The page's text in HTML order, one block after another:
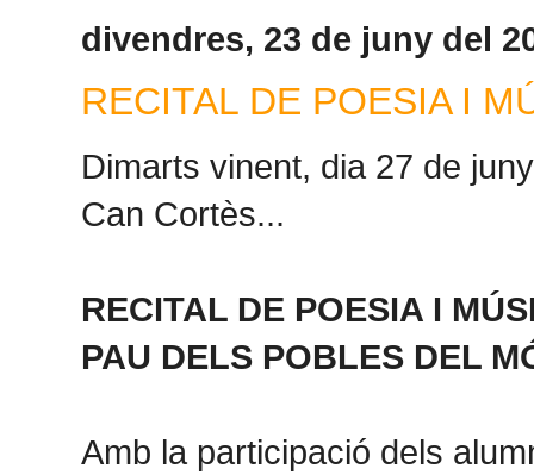
divendres, 23 de juny del
RECITAL DE POESIA I
Dimarts vinent, dia 27 de
Can Cortès...
RECITAL DE POESIA I
PAU DELS POBLES DEL
Amb la participació dels